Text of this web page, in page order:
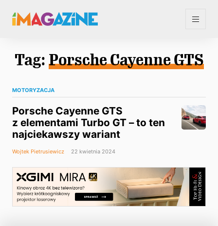
Tag: Porsche Cayenne GTS
MOTORYZACJA
Porsche Cayenne GTS
z elementami Turbo GT – to ten
najciekawszy wariant
Wojtek Pietrusiewicz 22 kwietnia 2024